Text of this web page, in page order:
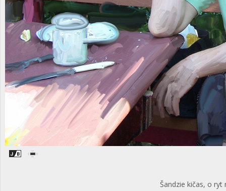
Šandzie kičas, o ryt